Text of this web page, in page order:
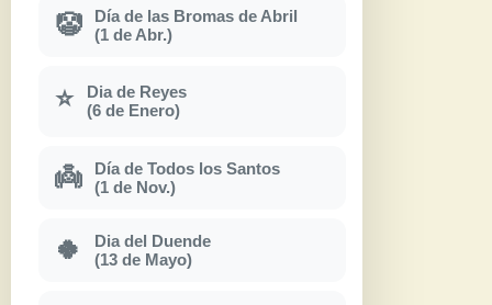
🤡
Día de las Bromas de Abril
(1 de Abr.)
⭐
Dia de Reyes
(6 de Enero)
👼
Día de Todos los Santos
(1 de Nov.)
🍀
Dia del Duende
(13 de Mayo)